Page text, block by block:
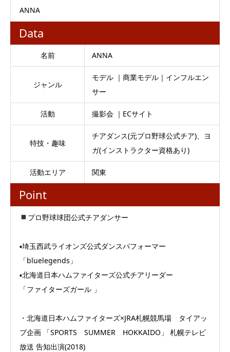
ANNA
Data
名前 ANNA
ジャンル
モデル ｜商業モデル｜インフルエン
サー
活動 撮影会 ｜ECサイト
特技・趣味
チアダンス(元プロ野球公式チア)、ヨ
ガ(インストラクター資格あり)
活動エリア 関東
Point
プロ野球球団公式チアダンサー
▪︎埼玉西武ライオンズ公式ダンスパフォーマー
「bluelegends」
▪︎北海道日本ハムファイターズ公式チアリーダー
「ファイターズガール 」
・北海道日本ハムファイターズ×JRA札幌競馬場 タイアッ
プ企画 「SPORTS SUMMER HOKKAIDO」 札幌テレビ
放送 告知出演(2018)